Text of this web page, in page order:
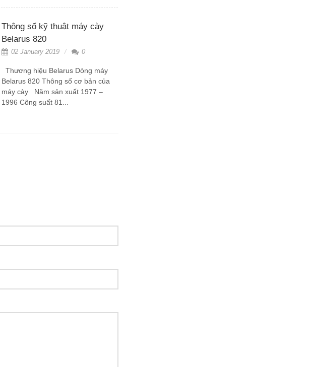
Thông số kỹ thuật máy cày
Belarus 820
02 January 2019 0
Thương hiệu Belarus Dòng máy
Belarus 820 Thông số cơ bản của
máy cày Năm sản xuất 1977 –
1996 Công suất 81...